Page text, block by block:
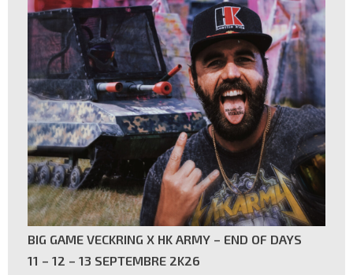
BIG GAME VECKRING X HK ARMY – END OF DAYS
11 – 12 – 13 SEPTEMBRE 2K26